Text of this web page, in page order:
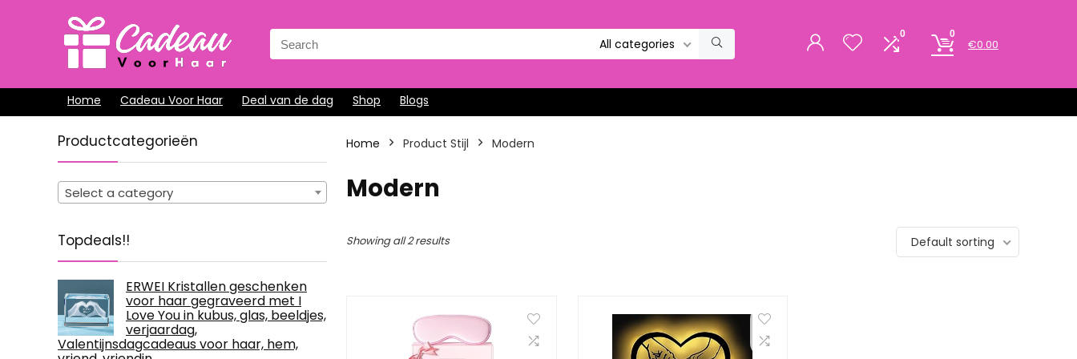
Search
for:
All categories
0 0
€0.00
Home Cadeau Voor Haar Deal van de dag Shop Blogs
Productcategorieën
Select a category
Topdeals!!
ERWEI Kristallen geschenken
voor haar gegraveerd met I
Love You in kubus, glas, beeldjes,
verjaardag,
Valentijnsdagcadeaus voor haar, hem,
Home Product Stijl ‎Modern
‎Modern
Showing all 2 results Default sorting